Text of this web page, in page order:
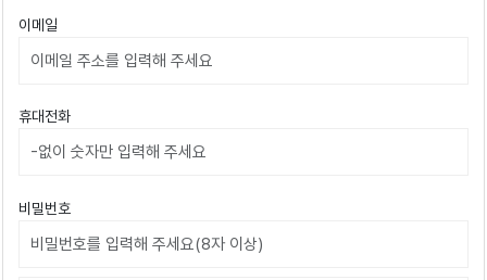
이메일
휴대전화
비밀번호